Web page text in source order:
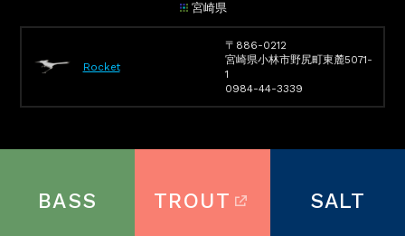
宮崎県
Rocket
〒886-0212
宮崎県小林市野尻町東麓5071-
1
0984-44-3339
BASS TROUT SALT